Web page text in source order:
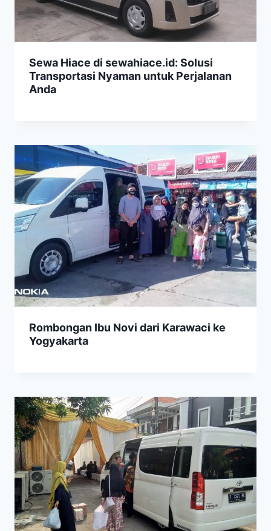
Sewa Hiace di sewahiace.id: Solusi
Transportasi Nyaman untuk Perjalanan
Anda
Rombongan Ibu Novi dari Karawaci ke
Yogyakarta